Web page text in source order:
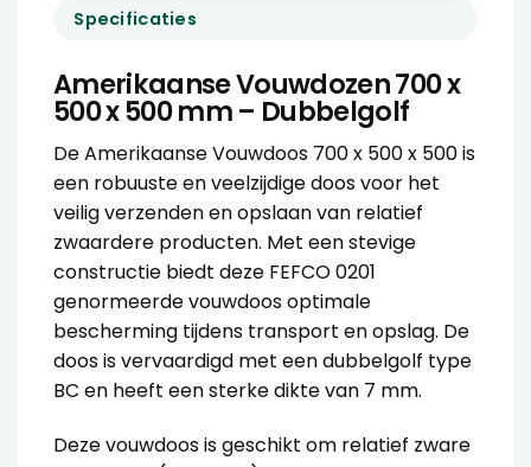
Specificaties
Amerikaanse Vouwdozen 700 x
500 x 500 mm – Dubbelgolf
De Amerikaanse Vouwdoos 700 x 500 x 500 is
een robuuste en veelzijdige doos voor het
veilig verzenden en opslaan van relatief
zwaardere producten. Met een stevige
constructie biedt deze FEFCO 0201
genormeerde vouwdoos optimale
bescherming tijdens transport en opslag. De
doos is vervaardigd met een dubbelgolf type
BC en heeft een sterke dikte van 7 mm.
Deze vouwdoos is geschikt om relatief zware